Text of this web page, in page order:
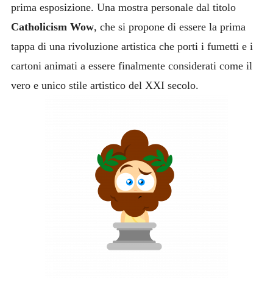
prima esposizione. Una mostra personale dal titolo
Catholicism Wow, che si propone di essere la prima
tappa di una rivoluzione artistica che porti i fumetti e i
cartoni animati a essere finalmente considerati come il
vero e unico stile artistico del XXI secolo.